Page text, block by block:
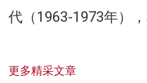
代（1963-1973年）
更多精采文章